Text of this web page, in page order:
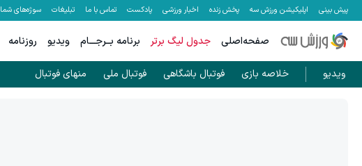
پیش بینی اپلیکیشن ورزش سه پخش زنده اخبار ورزشی پادکست تماس با ما تبلیغات سوژه‌های شما
صفحه‌اصلی جدول لیگ برتر برنامه بــرجـــام ویدیو روزنامه
ویدیو خلاصه بازی فوتبال باشگاهی فوتبال ملی منهای فوتبال